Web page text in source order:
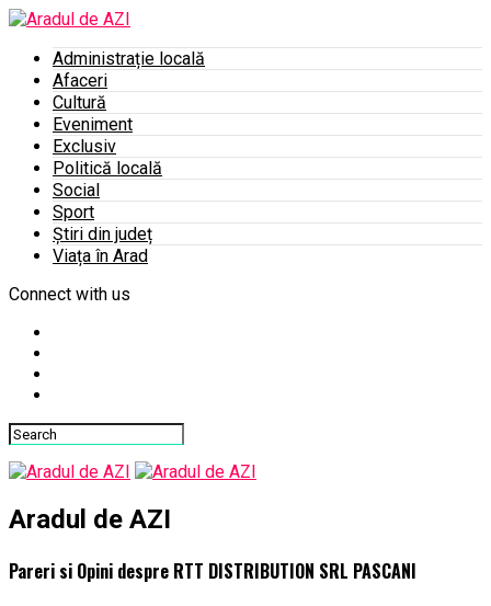
Administrație locală
Afaceri
Cultură
Eveniment
Exclusiv
Politică locală
Social
Sport
Știri din județ
Viața în Arad
Connect with us
Aradul de AZI
Pareri si Opini despre RTT DISTRIBUTION SRL PASCANI